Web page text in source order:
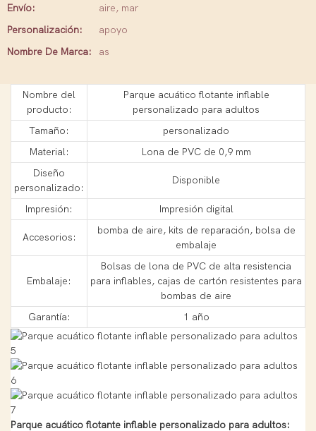
Envío:
aire, mar
Personalización:
apoyo
Nombre De Marca:
as
Nombre del
producto:
Parque acuático flotante inflable
personalizado para adultos
Tamaño:
personalizado
Material:
Lona de PVC de 0,9 mm
Diseño
personalizado:
Disponible
Impresión: Impresión digital
Accesorios:
bomba de aire, kits de reparación, bolsa de
embalaje
Embalaje:
Bolsas de lona de PVC de alta resistencia
para inflables, cajas de cartón resistentes para
bombas de aire
Garantía:
1 año
Parque acuático flotante inflable personalizado para adultos: